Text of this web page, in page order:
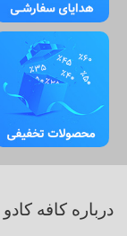
درباره کافه کادو